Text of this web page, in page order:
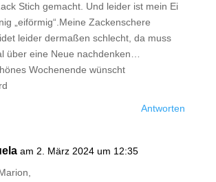
Stich gemacht. Und leider ist mein Ei
„eiförmig“.Meine Zackenschere
leider dermaßen schlecht, da muss
über eine Neue nachdenken…
Wochenende wünscht
Antworten
am 2. März 2024 um 12:35